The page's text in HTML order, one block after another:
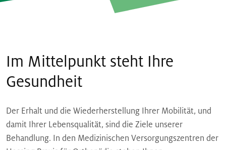
Im Mittelpunkt steht Ihre
Gesundheit
Der Erhalt und die Wiederherstellung Ihrer Mobilität, und
damit Ihrer Lebensqualität, sind die Ziele unserer
Behandlung. In den Medizinischen Versorgungszentren der